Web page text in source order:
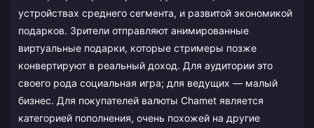
устройствах среднего сегмента, и развитой экономикой
подарков. Зрители отправляют анимированные
виртуальные подарки, которые стримеры позже
конвертируют в реальный доход. Для аудитории это
своего рода социальная игра; для ведущих — малый
бизнес. Для покупателей валюты Chamet является
категорией пополнения, очень похожей на другие